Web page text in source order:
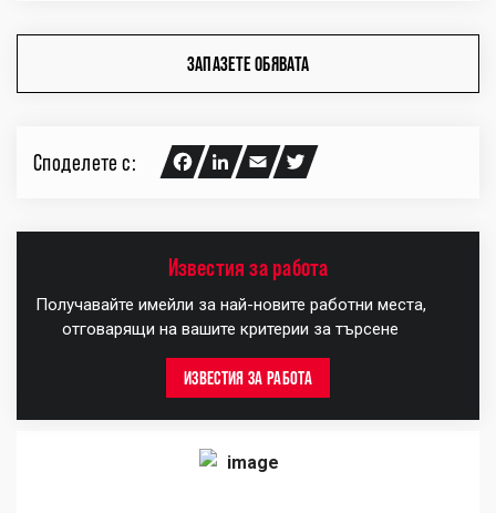
ЗАПАЗЕТЕ ОБЯВАТА
Споделете с: FacebookLinkedInEmailTwitter
Известия за работа
Получавайте имейли за най-новите работни места,
отговарящи на вашите критерии за търсене
ИЗВЕСТИЯ ЗА РАБОТА